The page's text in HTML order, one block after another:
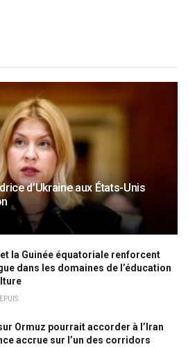
d’Ukraine aux États-Unis
et la Guinée équatoriale renforcent
dans les domaines de l’éducation
Ormuz pourrait accorder à l’Iran
accrue sur l’un des corridors